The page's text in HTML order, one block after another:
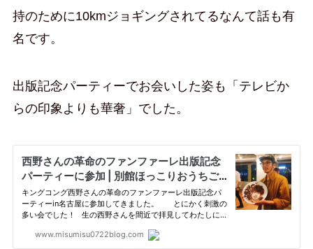
持のために10kmジョギングされてるなんて話も有
名です。
出版記念パーティーでお会いした姿も「テレビか
らの印象よりも華奢」でした。